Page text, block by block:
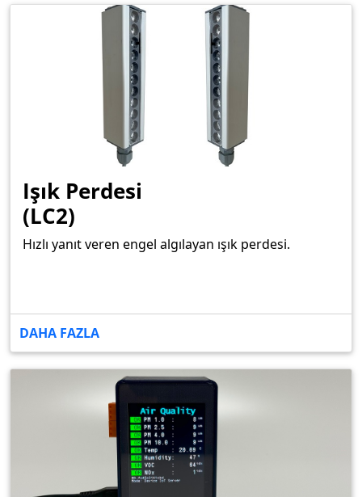
Işık Perdesi
(LC2)
Hızlı yanıt veren engel algılayan ışık perdesi.
DAHA FAZLA